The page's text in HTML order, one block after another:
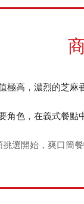
極高，濃烈的芝
色，在義式餐點
選開始，爽口簡